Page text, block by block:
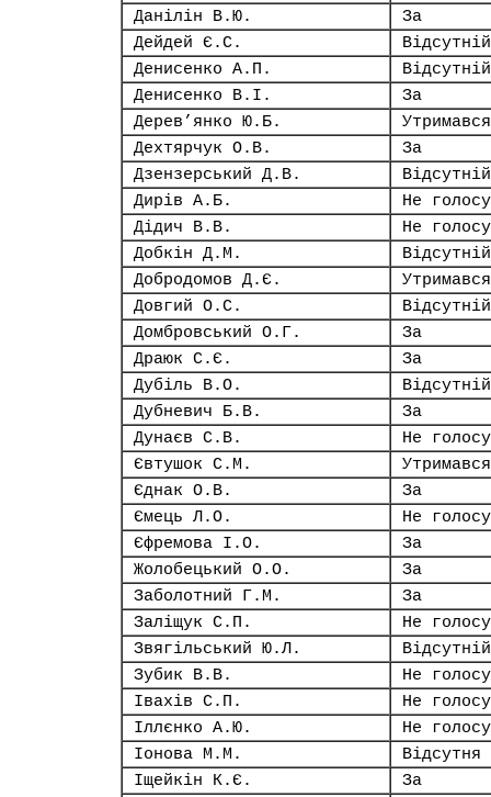
Данілін В.Ю.
За
Дейдей Є.С.
Відсутній
Денисенко А.П.
Відсутній
Денисенко В.І.
За
Дерев’янко Ю.Б.
Утримався
Дехтярчук О.В.
За
Дзензерський Д.В.
Відсутній
Дирів А.Б.
Не
Дідич В.В.
Не
Добкін Д.М.
Відсутній
Добродомов Д.Є.
Утримався
Довгий О.С.
Відсутній
Домбровський О.Г.
За
Драюк С.Є.
За
Дубіль В.О.
Відсутній
Дубневич Б.В.
За
Дунаєв С.В.
Не
Євтушок С.М.
Утримався
Єднак О.В.
За
Ємець Л.О.
Не
Єфремова І.О.
За
Жолобецький О.О.
За
Заболотний Г.М.
За
Заліщук С.П.
Не
Звягільський Ю.Л.
Відсутній
Зубик В.В.
Не
Івахів С.П.
Не
Іллєнко А.Ю.
Не
Іонова М.М.
Відсутня
Іщейкін К.Є.
За